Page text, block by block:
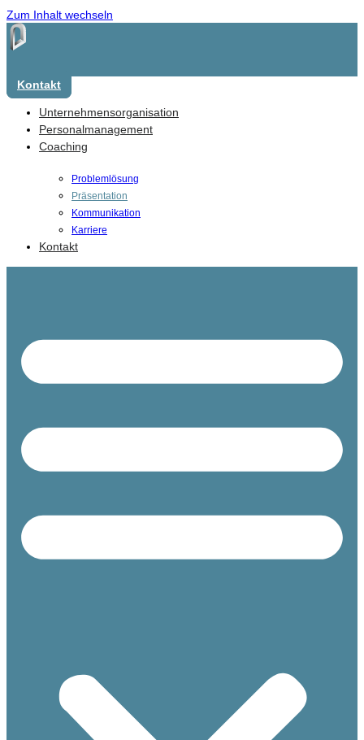
Zum Inhalt wechseln
Kontakt
Unternehmensorganisation
Personalmanagement
Coaching
Problemlösung
Präsentation
Kommunikation
Karriere
Kontakt